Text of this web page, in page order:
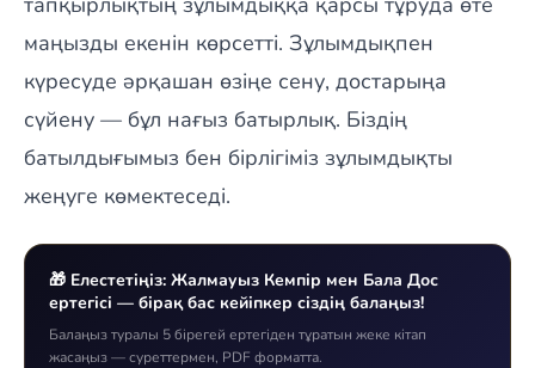
маңызды екенін көрсетті. Зұлымдықпен
күресуде әрқашан өзіңе сену, достарыңа
сүйену — бұл нағыз батырлық. Біздің
батылдығымыз бен бірлігіміз зұлымдықты
жеңуге көмектеседі.
🎁 Елестетіңіз: Жалмауыз Кемпір мен Бала Дос
ертегісі — бірақ бас кейіпкер сіздің балаңыз!
Балаңыз туралы 5 бірегей ертегіден тұратын жеке кітап
жасаңыз — суреттермен, PDF форматта.